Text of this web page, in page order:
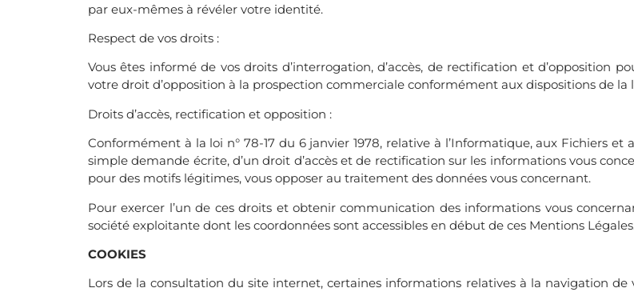
par eux-mêmes à révéler votre identité.
Respect de vos droits :
Vous êtes informé de vos droits d’interrogation, d’accès, de rectification et d’opposition
votre droit d’opposition à la prospection commerciale conformément aux dispositions de la
Droits d’accès, rectification et opposition :
Conformément à la loi n° 78-17 du 6 janvier 1978, relative à l’Informatique, aux Fichiers et
simple demande écrite, d’un droit d’accès et de rectification sur les informations vous
pour des motifs légitimes, vous opposer au traitement des données vous concernant.
Pour exercer l’un de ces droits et obtenir communication des informations vous
société exploitante dont les coordonnées sont accessibles en début de ces Mentions Légales.
COOKIES
Lors de la consultation du site internet, certaines informations relatives à la navigation